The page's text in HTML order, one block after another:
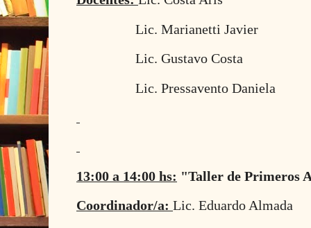
Lic. Marianetti Javier
Lic. Gustavo Costa
Lic. Pressavento Daniela
13:00 a 14:00 hs: "Taller de Primeros
Coordinador/a: Lic. Eduardo Almada